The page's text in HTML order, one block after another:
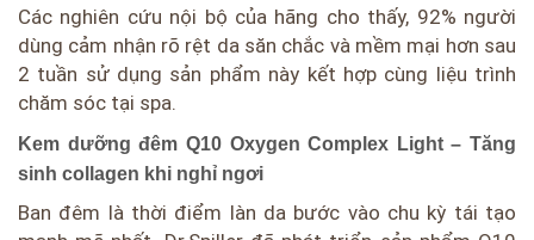
Các nghiên cứu nội bộ của hãng cho thấy, 92% người
dùng cảm nhận rõ rệt da săn chắc và mềm mại hơn sau
2 tuần sử dụng sản phẩm này kết hợp cùng liệu trình
chăm sóc tại spa.
Kem dưỡng đêm Q10 Oxygen Complex Light – Tăng
sinh collagen khi nghỉ ngơi
Ban đêm là thời điểm làn da bước vào chu kỳ tái tạo